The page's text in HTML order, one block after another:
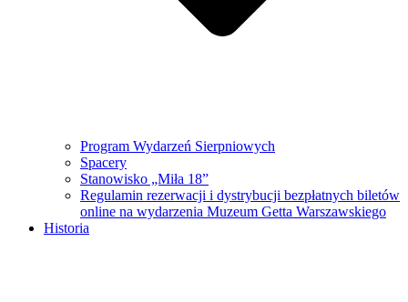
Program Wydarzeń Sierpniowych
Spacery
Stanowisko „Miła 18”
Regulamin rezerwacji i dystrybucji bezpłatnych biletów
online na wydarzenia Muzeum Getta Warszawskiego
Historia